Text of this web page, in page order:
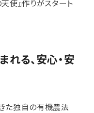
使』作りがスタート
れる、安心・安
た独自の有機農法